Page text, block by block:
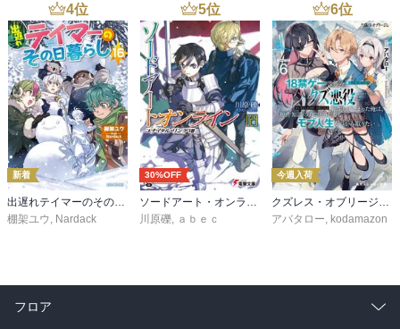
4位
新着
出遅れテイマーのその日暮らし 16
棚架ユウ, Nardack
5位
30%OFF
ソードアート・オンライン29 ユナイタル・リングVIII
川原礫, ａｂｅｃ
6位
今週入荷
クズレス・オブリージュ６ 18禁ゲー世界のクズ悪役に転生してしまった俺は、原作知識の力でどうしてもモブ人生をつかみ取りたい【電子特別版】
アバタロー, kodamazon
フロア